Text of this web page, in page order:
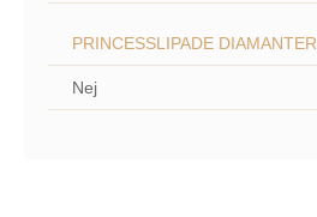
PRINCESSLIPADE DIAMANTER
Nej